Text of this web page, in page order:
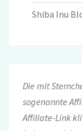
Shiba Inu
Die mit
sogenannte
Affiliate-Link